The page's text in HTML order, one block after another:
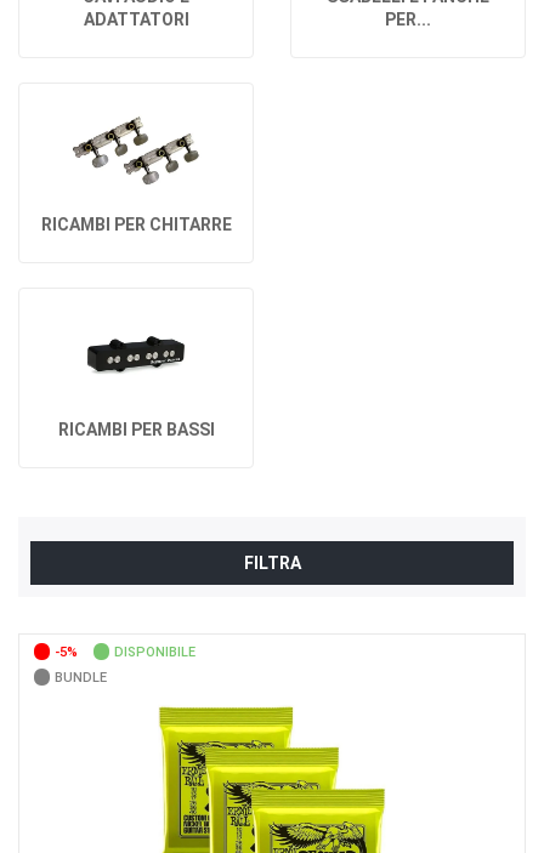
ADATTATORI
PER...
RICAMBI PER CHITARRE
RICAMBI PER BASSI
FILTRA
-5%
DISPONIBILE
BUNDLE